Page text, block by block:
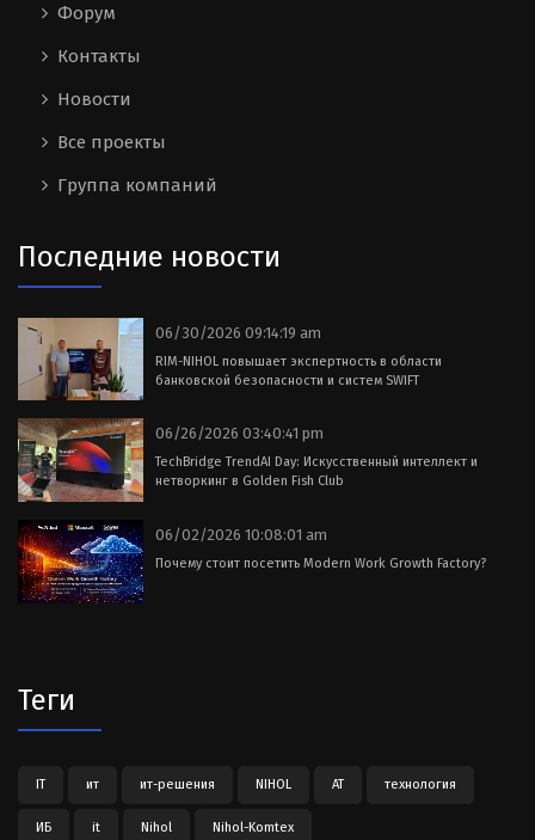
Форум
Контакты
Новости
Все проекты
Группа компаний
Последние новости
06/30/2026 09:14:19 am
RIM-NIHOL повышает экспертность в области
банковской безопасности и систем SWIFT
06/26/2026 03:40:41 pm
TechBridge TrendAI Day: Искусственный интеллект и
нетворкинг в Golden Fish Club
06/02/2026 10:08:01 am
Почему стоит посетить Modern Work Growth Factory?
Теги
IT ит ит-решения NIHOL АТ технология
ИБ it Nihol Nihol-Komtex